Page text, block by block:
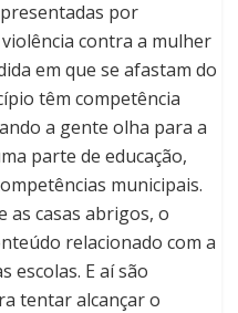
por
contra a mulher
em que se afastam do
têm competência
a gente olha para a
parte de educação,
municipais.
as casas abrigos, o
relacionado com a
escolas. E aí são
tentar alcançar o